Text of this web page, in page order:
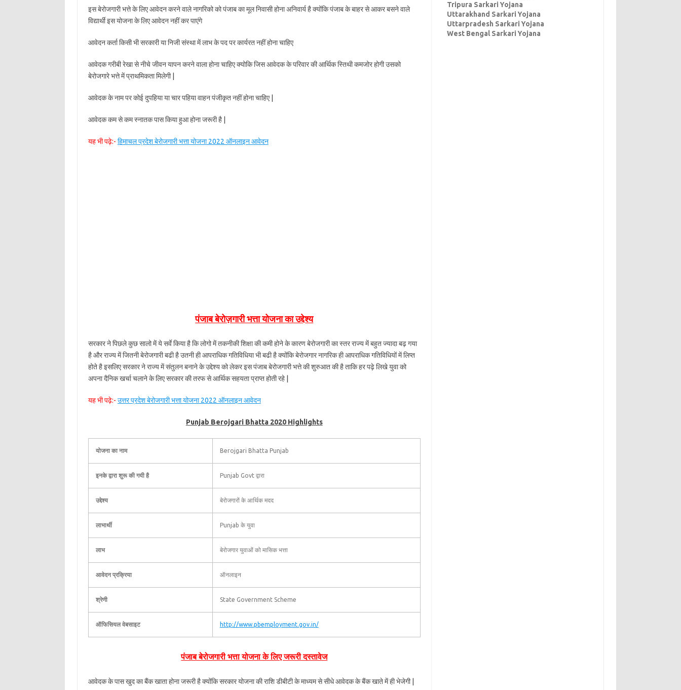
इस बेरोजगारी भत्ते के लिए आवेदन करने वाले नागरिको को पंजाब का मूल निवासी होना अनिवार्य है क्योंकि पंजाब के बाहर से आकर बसने वाले
विद्यार्थी इस योजना के लिए आवेदन नहीं कर पाएंगे
आवेदन कर्ता किसी भी सरकारी या निजी संस्था में लाभ के पद पर कार्यरत नहीं होना चाहिए
आवेदक गरीबी रेखा से नीचे जीवन यापन करने वाला होना चाहिए क्योकि जिस आवेदक के परिवार की आर्थिक स्तिथी कमजोर होगी उसको
बेरोजगारे भत्ते में प्राथमिकता मिलेगी |
आवेदक के नाम पर कोई दुपहिया या चार पहिया वाहन पंजीकृत नहीं होना चाहिए |
आवेदक कम से कम स्नातक पास किया हुआ होना जरूरी है |
यह भी पढ़े:- हिमाचल प्रदेश बेरोजगारी भत्ता योजना 2022 ऑनलाइन आवेदन
पंजाब बेरोज़गारी भत्ता योजना का उद्देश्य
सरकार ने पिछले कुछ सालो में ये सर्वे किया है कि लोगो में तकनीकी शिक्षा की कमी होने के कारण बेरोजगारी का स्तर राज्य में बहुत ज्यादा बढ़ गया
है और राज्य में जितनी बेरोजगारी बढी है उतनी ही आपराधिक गतिविधिया भी बढी है क्योंकि बेरोजगार नागरिक ही आपराधिक गतिविधियों में लिप्त
होते है इसलिए सरकार ने राज्य में संतुलन बनाने के उद्देश्य को लेकर इस पंजाब बेरोजगारी भत्ते की शुरुआत की है ताकि हर पढ़े लिखे युवा को
अपना दैनिक खर्चा चलाने के लिए सरकार की तरफ से आर्थिक सहयता प्राप्त होती रहे |
यह भी पढ़े:- उत्तर प्रदेश बेरोजगारी भत्ता योजना 2022 ऑनलाइन आवेदन
Punjab Berojgari Bhatta 2020 Highlights
योजना का नाम Berojgari Bhatta Punjab
इनके द्वारा शुरू की गयी है Punjab Govt द्वारा
उद्देश्य बेरोजगारों के आर्थिक मदद
लाभार्थी Punjab के युवा
लाभ बेरोजगार युवाओं को मासिक भत्ता
आवेदन प्रक्रिया ऑनलाइन
श्रेणी State Government Scheme
ऑफिसियल वेबसाइट http://www.pbemployment.gov.in/
पंजाब बेरोजगारी भत्ता योजना के लिए जरूरी दस्तावेज
आवेदक के पास खुद का बैंक खाता होना जरूरी है क्योंकि सरकार योजना की राशि डीबीटी के माध्यम से सीधे आवेदक के बैंक खाते में ही भेजेगी |
Tripura Sarkari Yojana
Uttarakhand Sarkari Yojana
Uttarpradesh Sarkari Yojana
West Bengal Sarkari Yojana